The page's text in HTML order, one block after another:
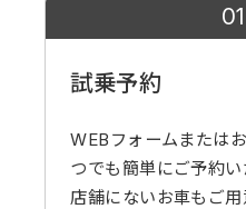
01
試乗予約
WEBフォームまたは
つでも簡単にご予約
店舗にないお車もご用